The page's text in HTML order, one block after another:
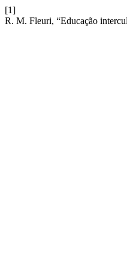
[1]
R. M. Fleuri, “Educação